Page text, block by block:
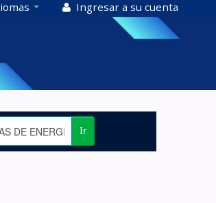
Ingresar a su cuenta
Ir